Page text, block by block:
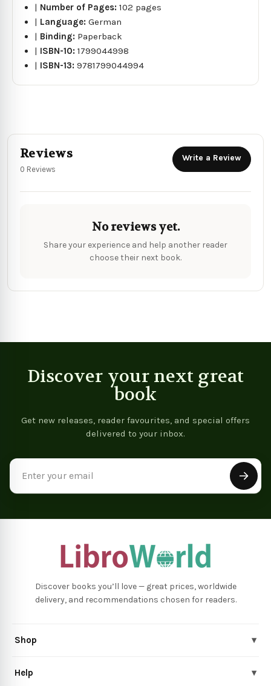
| Number of Pages:102 pages
| Language:German
| Binding: Paperback
| ISBN-10:1799044998
| ISBN-13:9781799044994
Reviews
0 Reviews
Write a Review
No reviews yet.
Share your experience and help another reader
choose their next book.
Discover your next great
book
Get new releases, reader favourites, and special offers
delivered to your inbox.
Discover books you’ll love — great prices, worldwide
delivery, and recommendations chosen for readers.
Shop ▾
Help ▾